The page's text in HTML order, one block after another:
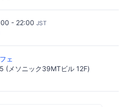
- 22:00 JST
ェ
(メソニック39MTビル 12F)